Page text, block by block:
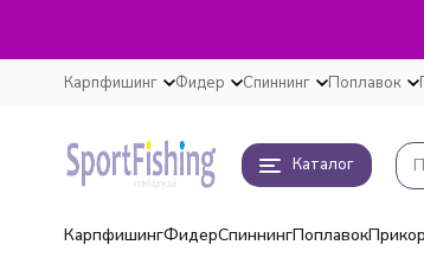
Карпфишинг Фидер Спиннинг Поплавок
Каталог
КарпфишингФидерСпиннингПоплавок